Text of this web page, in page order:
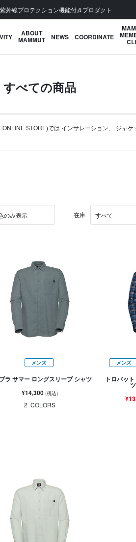
で【5,500円 (税込) 以上 送料無料】
ABOUT
MAMMUT NEWS COORDINATE
すべての商品
STORE)では インサレーション ジャケ
在庫
メンズ
ラ サマー ロングスリーブ シャツ
¥14,300 (税込)
2 COLORS
メンズ
トロバッ